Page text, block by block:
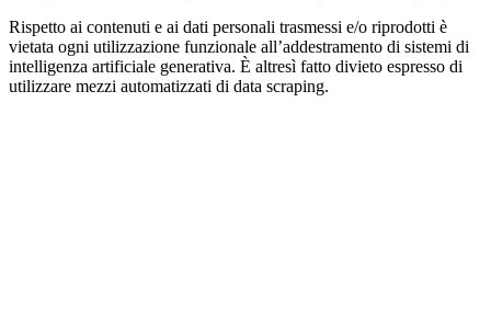
Rispetto ai contenuti e ai dati personali trasmessi e/o riprodotti è
vietata ogni utilizzazione funzionale all’addestramento di sistemi di
intelligenza artificiale generativa. È altresì fatto divieto espresso di
utilizzare mezzi automatizzati di data scraping.